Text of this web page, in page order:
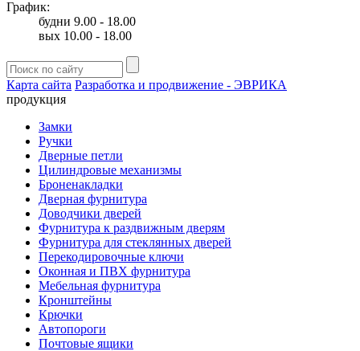
График:
будни 9.00 - 18.00
вых 10.00 - 18.00
Карта сайта Разработка и продвижение - ЭВРИКА
продукция
Замки
Ручки
Дверные петли
Цилиндровые механизмы
Броненакладки
Дверная фурнитура
Доводчики дверей
Фурнитура к раздвижным дверям
Фурнитура для стеклянных дверей
Перекодировочные ключи
Оконная и ПВХ фурнитура
Мебельная фурнитура
Кронштейны
Крючки
Автопороги
Почтовые ящики